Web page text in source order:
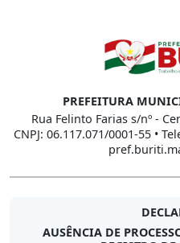
PREFEITURA
Rua Felinto Farias s/nº -
CNPJ: 06.117.071/0001-55 •
AUSÊNCIA DE